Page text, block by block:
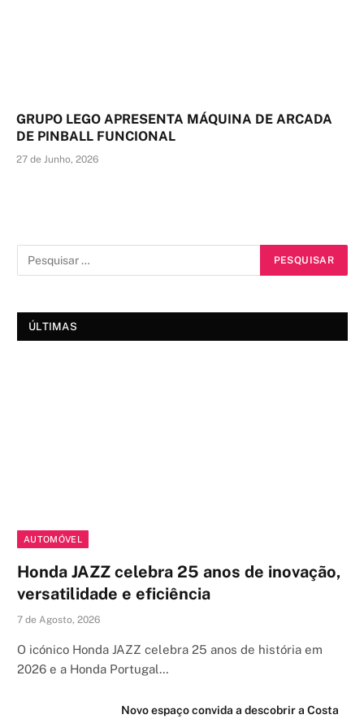
GRUPO LEGO APRESENTA MÁQUINA DE ARCADA
DE PINBALL FUNCIONAL
27 de Junho, 2026
ÚLTIMAS
AUTOMÓVEL
Honda JAZZ celebra 25 anos de inovação,
versatilidade e eficiência
7 de Agosto, 2026
O icónico Honda JAZZ celebra 25 anos de história em
2026 e a Honda Portugal…
Novo espaço convida a descobrir a Costa